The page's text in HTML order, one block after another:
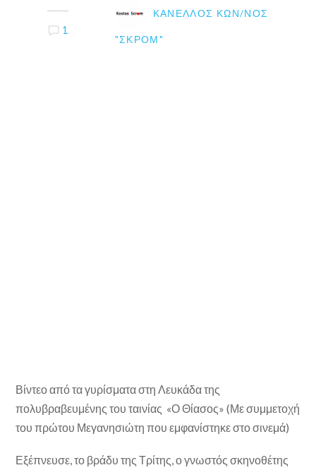
1
ΚΑΝΈΛΛΟΣ ΚΩΝ/ΝΟΣ
"ΣΚΡΟΜ"
Βίντεο από τα γυρίσματα στη Λευκάδα της
πολυβραβευμένης του ταινίας «Ο Θίασος» (Με συμμετοχή
του πρώτου Μεγανησιώτη που εμφανίστηκε στο σινεμά)
Εξέπνευσε, το βράδυ της Τρίτης, ο γνωστός σκηνοθέτης